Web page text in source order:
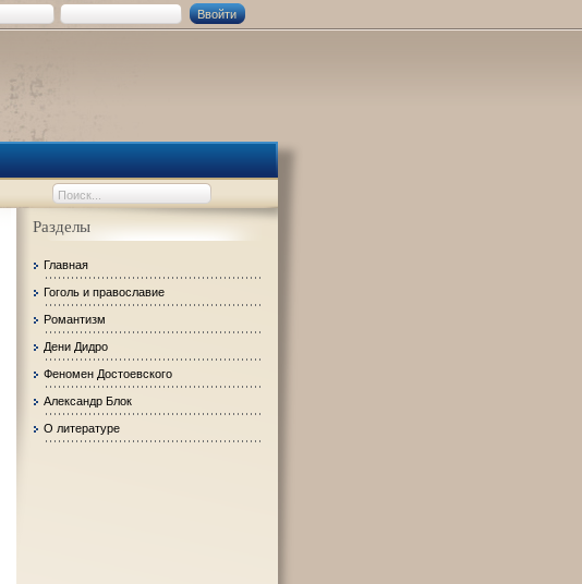
Разделы
Главная
Гоголь и православие
Романтизм
Дени Дидро
Феномен Достоевского
Александр Блок
О литературе